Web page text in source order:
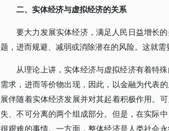
二、实体经济与虚拟经济的关系
要大力发展实体经济，满足人民日益增长
题，进而规避、减弱或消除潜在的风险。这就需
从理论上讲，实体经济与虚拟经济有着特
需求，进而等价物出现，因此，以金融为代表
展伴随着实体经济发展并对其起着积极作用。
失、不可分离的两个组成部分。但是，在实际
很艰难的事情。一方面，整体经济是人类社会